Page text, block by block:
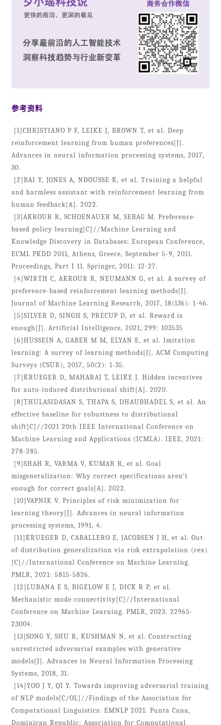
参考资料
[1]CHRISTIANO P F, LEIKE J, BROWN T, et al. Deep
reinforcement learning from human preferences[J].
Advances in neural information processing systems, 2017,
30.
[2]BAI Y, JONES A, NDOUSSE K, et al. Training a helpful
and harmless assistant with reinforcement learning from
human feedback[A]. 2022.
[3]AKROUR R, SCHOENAUER M, SEBAG M. Preference-
based policy learning[C]//Machine Learning and
Knowledge Discovery in Databases: European Conference,
ECML PKDD 2011, Athens, Greece, September 5-9, 2011.
Proceedings, Part I 11. Springer, 2011: 12-27.
[4]WIRTH C, AKROUR R, NEUMANN G, et al. A survey of
preference-based reinforcement learning methods[J].
Journal of Machine Learning Research, 2017, 18(136): 1-46.
[5]SILVER D, SINGH S, PRECUP D, et al. Reward is
enough[J]. Artificial Intelligence, 2021, 299: 103535
[6]HUSSEIN A, GABER M M, ELYAN E, et al. Imitation
learning: A survey of learning methods[J]. ACM Computing
Surveys (CSUR), 2017, 50(2): 1-35.
[7]KRUEGER D, MAHARAJ T, LEIKE J. Hidden incentives
for auto-induced distributional shift[A]. 2020.
[8]THULASIDASAN S, THAPA S, DHAUBHADEL S, et al. An
effective baseline for robustness to distributional
shift[C]//2021 20th IEEE International Conference on
Machine Learning and Applications (ICMLA). IEEE, 2021:
278-285.
[9]SHAH R, VARMA V, KUMAR R, et al. Goal
misgeneralization: Why correct specifications aren’t
enough for correct goals[A]. 2022.
[10]VAPNIK V. Principles of risk minimization for
learning theory[J]. Advances in neural information
processing systems, 1991, 4.
[11]KRUEGER D, CABALLERO E, JACOBSEN J H, et al. Out-
of-distribution generalization via risk extrapolation (rex)
[C]//International Conference on Machine Learning.
PMLR, 2021: 5815-5826.
[12]LUBANA E S, BIGELOW E J, DICK R P, et al.
Mechanistic mode connectivity[C]//International
Conference on Machine Learning. PMLR, 2023: 22965-
23004.
[13]SONG Y, SHU R, KUSHMAN N, et al. Constructing
unrestricted adversarial examples with generative
models[J]. Advances in Neural Information Processing
Systems, 2018, 31.
[14]YOO J Y, QI Y. Towards improving adversarial training
of NLP models[C/OL]//Findings of the Association for
Computational Linguistics: EMNLP 2021. Punta Cana,
Dominican Republic: Association for Computational